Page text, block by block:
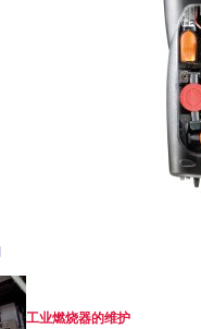
工业燃烧器的维护